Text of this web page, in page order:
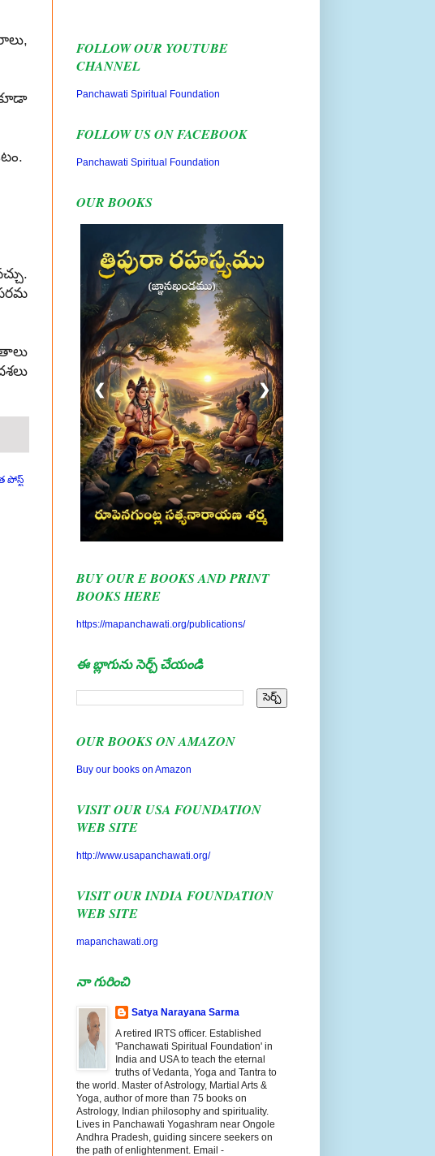
పోస్ట్
FOLLOW OUR YOUTUBE
CHANNEL
Panchawati Spiritual Foundation
FOLLOW US ON FACEBOOK
Panchawati Spiritual Foundation
OUR BOOKS
❮ ❯
BOOKS HERE
WEB SITE
WEB SITE
A retired IRTS officer. Established
'Panchawati Spiritual Foundation' in
India and USA to teach the eternal
truths of Vedanta, Yoga and Tantra to
the world. Master of Astrology, Martial Arts &
Yoga, author of more than 75 books on
Astrology, Indian philosophy and spirituality.
Lives in Panchawati Yogashram near Ongole
Andhra Pradesh, guiding sincere seekers on
the path of enlightenment. Email -
ssarma04@gmail.com